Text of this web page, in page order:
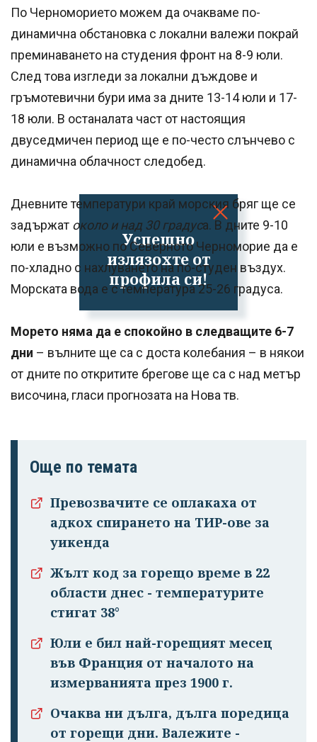
Успешно
излязохте от
профила си!
По Черноморието можем да очакваме по-
динамична обстановка с локални валежи покрай
преминаването на студения фронт на 8-9 юли.
След това изгледи за локални дъждове и
гръмотевични бури има за дните 13-14 юли и 17-
18 юли. В останалата част от настоящия
двуседмичен период ще е по-често слънчево с
динамична облачност следобед.
Дневните температури край морския бряг ще се
задържат около и над 30 градуса. В дните 9-10
юли е възможно по Северното Черноморие да е
по-хладно с нахлуването на по-студен въздух.
Морската вода е с температура 25-26 градуса.
Морето няма да е спокойно в следващите 6-7
дни – вълните ще са с доста колебания – в някои
от дните по откритите брегове ще са с над метър
височина, гласи прогнозата на Нова тв.
Още по темата
Превозвачите се оплакаха от
адкох спирането на ТИР-ове за
уикенда
Жълт код за горещо време в 22
области днес - температурите
стигат 38°
Юли е бил най-горещият месец
във Франция от началото на
измерванията през 1900 г.
Очаква ни дълга, дълга поредица
от горещи дни. Валежите -